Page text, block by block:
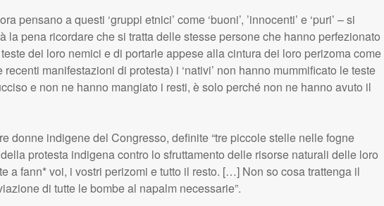
pensano a questi ‘gruppi etnici’ come ‘buoni’, ’innocenti’ e ‘puri’ – si
la pena ricordare che si tratta delle stesse persone che hanno perfezionato
dei loro nemici e di portarle appese alla cintura dei loro perizoma come
manifestazioni di protesta) i ‘nativi’ non hanno mummificato le teste
e non ne hanno mangiato i resti, è solo perché non ne hanno avuto il
donne indigene del Congresso, definite “tre piccole stelle nelle fogne
protesta indigena contro lo sfruttamento delle risorse naturali delle loro
a fann* voi, i vostri perizomi e tutto il resto. […] Non so cosa trattenga il
di tutte le bombe al napalm necessarie”.